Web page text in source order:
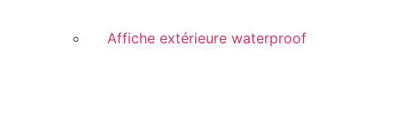
Affiche extérieure waterproof